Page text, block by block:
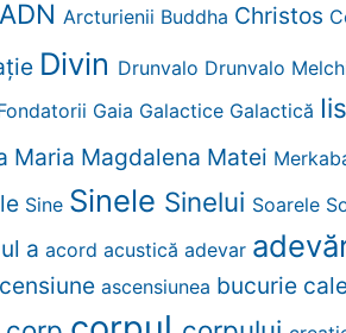
ADN Arcturienii Buddha Christos
Divin Drunvalo Drunvalo
Gaia Galactice Galactică
Maria Magdalena Matei
Sine Sinele Sinelui Soarele
aacordacusticăadevar
ascensiunea bucurie